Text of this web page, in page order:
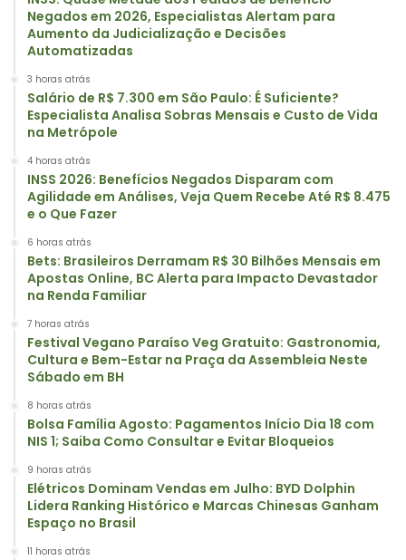
Negados em 2026, Especialistas Alertam para
Aumento da Judicialização e Decisões
Automatizadas
3 horas atrás
Salário de R$ 7.300 em São Paulo: É Suficiente?
Especialista Analisa Sobras Mensais e Custo de Vida
na Metrópole
4 horas atrás
INSS 2026: Benefícios Negados Disparam com
Agilidade em Análises, Veja Quem Recebe Até R$ 8.475
e o Que Fazer
6 horas atrás
Bets: Brasileiros Derramam R$ 30 Bilhões Mensais em
Apostas Online, BC Alerta para Impacto Devastador
na Renda Familiar
7 horas atrás
Festival Vegano Paraíso Veg Gratuito: Gastronomia,
Cultura e Bem-Estar na Praça da Assembleia Neste
Sábado em BH
8 horas atrás
Bolsa Família Agosto: Pagamentos Início Dia 18 com
NIS 1; Saiba Como Consultar e Evitar Bloqueios
9 horas atrás
Elétricos Dominam Vendas em Julho: BYD Dolphin
Lidera Ranking Histórico e Marcas Chinesas Ganham
Espaço no Brasil
11 horas atrás